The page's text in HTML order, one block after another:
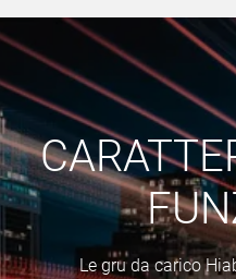
Le gru da carico